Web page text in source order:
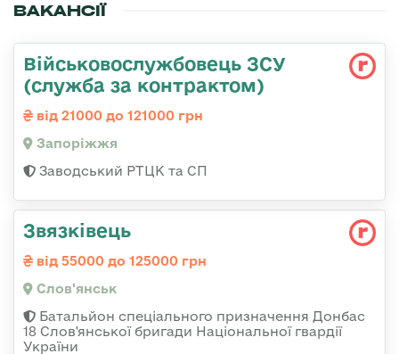
ВАКАНСІЇ
Військовослужбовець ЗСУ
(служба за контрактом)
від 21000 до 121000 грн
Запоріжжя
Заводський РТЦК та СП
Звязківець
від 55000 до 125000 грн
Слов'янськ
Батальйон спеціального призначення Донбас
18 Слов'янської бригади Національної гвардії
України